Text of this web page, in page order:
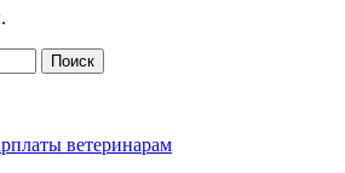
ветеринарам